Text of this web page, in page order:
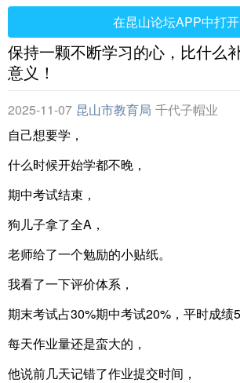
在昆山论坛APP中打开
保持一颗不断学习的心，比什么
意义！
2025-11-07 昆山市教育局 千代子帽业
自己想要学，
什么时候开始学都不晚，
期中考试结束，
狗儿子拿了全A，
老师给了一个勉励的小贴纸。
我看了一下评价体系，
期末考试占30%期中考试20%，平时成
每天作业量还是蛮大的，
他说前几天记错了作业提交时间，